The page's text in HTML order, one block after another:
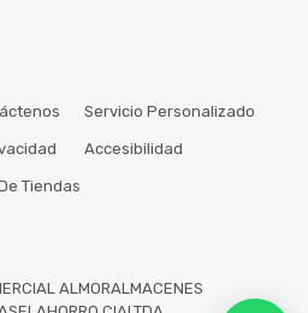
Servicio Personalizado
Accesibilidad
Tiendas
ALMORALMACENES